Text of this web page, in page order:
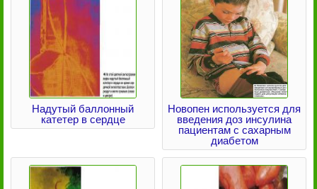
Надутый баллонный
катетер в сердце
Новопен используется для
введения доз инсулина
пациентам с сахарным
диабетом